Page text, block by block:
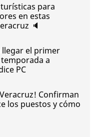
para
en estas
🔈
llegar el primer
a
PC
Confirman
los puestos y cómo